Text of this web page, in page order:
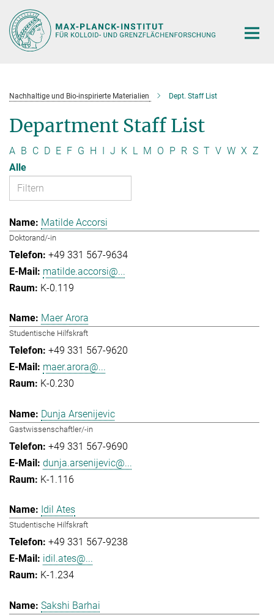
Hauptinhalt
Nachhaltige und Bio-inspirierte Materialien Dept. Staff List
Department Staff List
A B C D E F G H I J K L M O P R S T V W X Z
Alle
Matilde Accorsi
Doktorand/-in
+49 331 567-9634
matilde.accorsi@...
K-0.119
Maer Arora
Studentische Hilfskraft
+49 331 567-9620
maer.arora@...
K-0.230
Dunja Arsenijevic
Gastwissenschaftler/-in
+49 331 567-9690
dunja.arsenijevic@...
K-1.116
Idil Ates
Studentische Hilfskraft
+49 331 567-9238
idil.ates@...
K-1.234
Sakshi Barhai